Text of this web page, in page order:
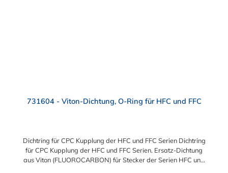
731604 - Viton-Dichtung, O-Ring für HFC und FFC
Dichtring für CPC Kupplung der HFC und FFC Serien Dichtring
für CPC Kupplung der HFC und FFC Serien. Ersatz-Dichtung
aus Viton (FLUOROCARBON) für Stecker der Serien HFC und